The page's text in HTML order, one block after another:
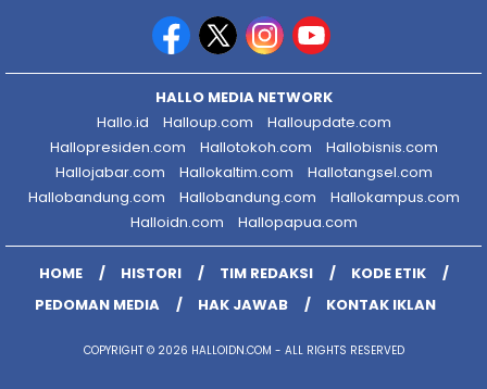
HALLO MEDIA NETWORK
Hallo.id
Halloup.com
Halloupdate.com
Hallopresiden.com
Hallotokoh.com
Hallobisnis.com
Hallojabar.com
Hallokaltim.com
Hallotangsel.com
Hallobandung.com
Hallobandung.com
Hallokampus.com
Halloidn.com
Hallopapua.com
HOME HISTORI TIM REDAKSI
KODE ETIK
PEDOMAN MEDIA
HAK JAWAB KONTAK IKLAN
COPYRIGHT © 2026 HALLOIDN.COM - ALL RIGHTS RESERVED